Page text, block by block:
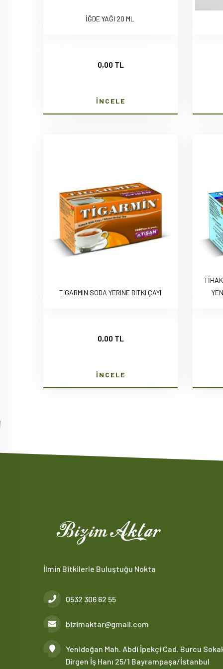
İĞDE YAĞI 20 ML
0,00 TL
İNCELE
TIGARMIN SODA YERINE BITKI ÇAYI
0,00 TL
İNCELE
İlmin Bitkilerle Buluştuğu Nokta
0532 306 62 55
bizimaktar@gmail.com
Yenidoğan Mah. Abdi İpekçi Cad. Burcu
Dirgen İş Hanı 25/1 Bayrampaşa/İstanbul